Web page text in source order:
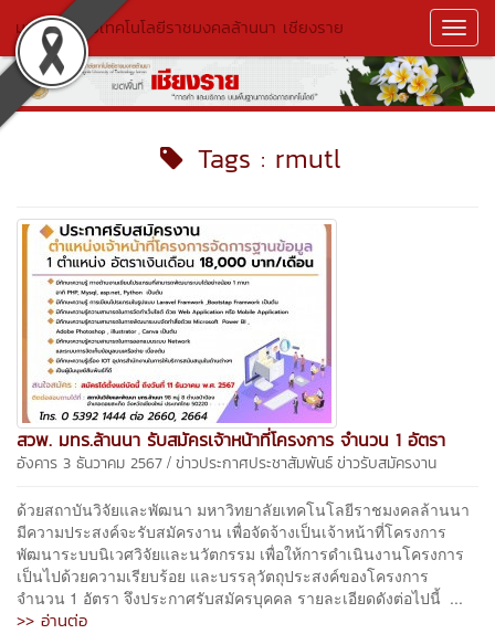
มหาวิทยาลัยเทคโนโลยีราชมงคลล้านนา เชียงราย
Tags : rmutl
สวพ. มทร.ล้านนา รับสมัครเจ้าหน้าที่โครงการ จำนวน 1 อัตรา
อังคาร 3 ธันวาคม 2567 / ข่าวประกาศประชาสัมพันธ์ข่าวรับสมัครงาน
ด้วยสถาบันวิจัยและพัฒนา มหาวิทยาลัยเทคโนโลยีราชมงคลล้านนา
มีความประสงค์จะรับสมัครงาน เพื่อจัดจ้างเป็นเจ้าหน้าที่โครงการ
พัฒนาระบบนิเวศวิจัยและนวัตกรรม เพื่อให้การดำเนินงานโครงการ
เป็นไปด้วยความเรียบร้อย และบรรลุวัตถุประสงค์ของโครงการ
จำนวน 1 อัตรา จึงประกาศรับสมัครบุคคล รายละเอียดดังต่อไปนี้ ...
>> อ่านต่อ